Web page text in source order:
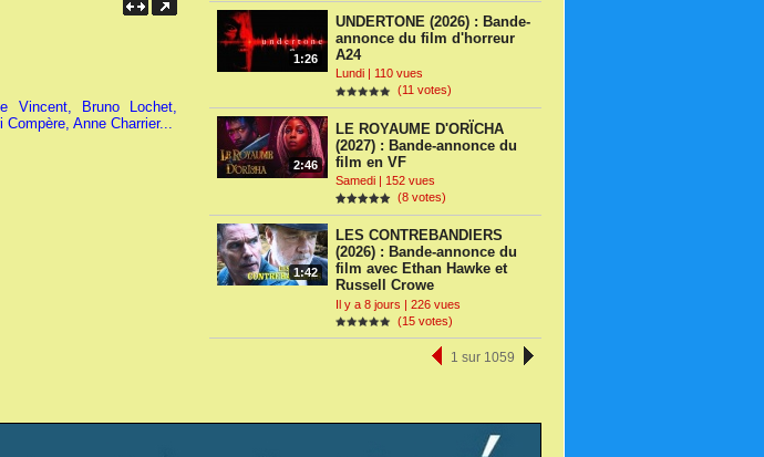
1:26
UNDERTONE (2026) : Bande-
annonce du film d'horreur
A24
Lundi | 110 vues
(11 votes)
2:46
LE ROYAUME D'ORÏCHA
(2027) : Bande-annonce du
film en VF
Samedi | 152 vues
(8 votes)
1:42
LES CONTREBANDIERS
(2026) : Bande-annonce du
film avec Ethan Hawke et
Russell Crowe
Il y a 8 jours | 226 vues
(15 votes)
1 sur 1059
Vincent, Bruno Lochet,
Anne Charrier...